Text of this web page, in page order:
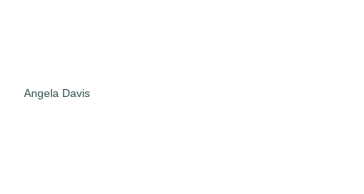
Angela Davis